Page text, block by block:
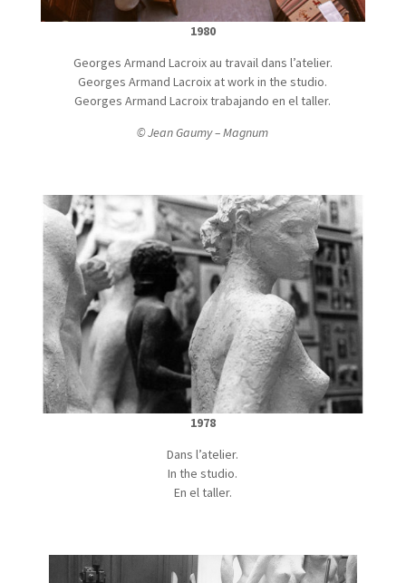
1980
Georges Armand Lacroix au travail dans l’atelier.
Georges Armand Lacroix at work in the studio.
Georges Armand Lacroix trabajando en el taller.
© Jean Gaumy – Magnum
1978
Dans l’atelier.
In the studio.
En el taller.